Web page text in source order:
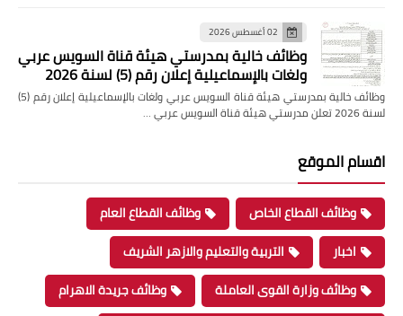
02 أغسطس 2026
وظائف خالية بمدرستي هيئة قناة السويس عربي
ولغات بالإسماعيلية إعلان رقم (5) لسنة 2026
وظائف خالية بمدرستي هيئة قناة السويس عربي ولغات بالإسماعيلية إعلان رقم (5)
لسنة 2026 تعلن مدرستي هيئة قناة السويس عربي …
اقسام الموقع
وظائف القطاع الخاص
وظائف القطاع العام
اخبار
التربية والتعليم والازهر الشريف
وظائف وزارة القوى العاملة
وظائف جريدة الاهرام